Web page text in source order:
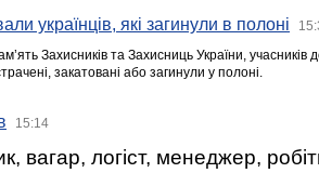
українців, які загинули в полоні
Захисників та Захисниць України,
закатовані або загинули у полоні.
15:14
вагар, логіст, менеджер,